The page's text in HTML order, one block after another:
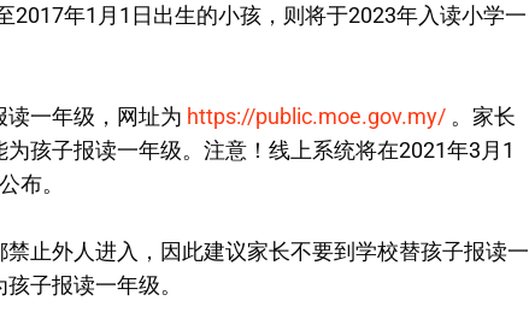
2017年1月1日出生的小孩，则将于2023年入读小学一
一年级，网址为 https://public.moe.gov.my/。家长
孩子报读一年级。注意！线上系统将在2021年3月1
布。
止外人进入，因此建议家长不要到学校替孩子报读一
子报读一年级。